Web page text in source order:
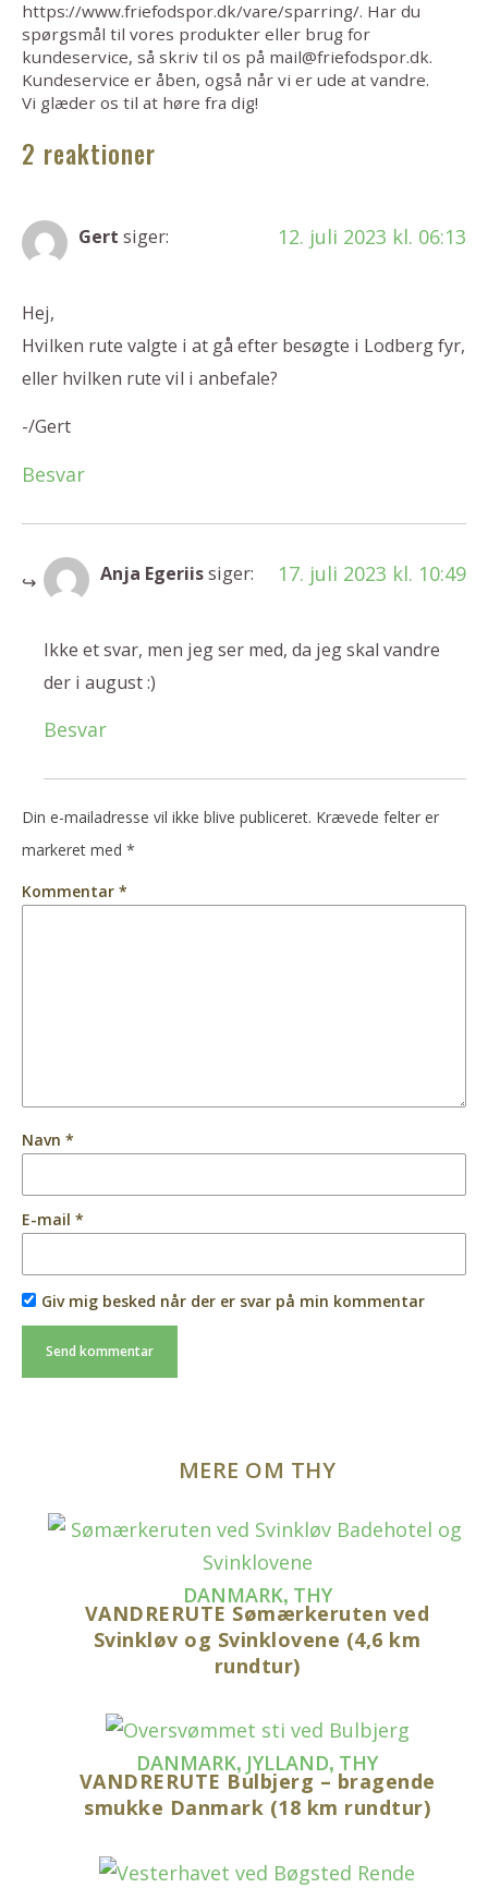
https://www.friefodspor.dk/vare/sparring/. Har du
spørgsmål til vores produkter eller brug for
kundeservice, så skriv til os på mail@friefodspor.dk.
Kundeservice er åben, også når vi er ude at vandre.
Vi glæder os til at høre fra dig!
2 reaktioner
Gert siger: 12. juli 2023 kl. 06:13
Hej,
Hvilken rute valgte i at gå efter besøgte i Lodberg fyr,
eller hvilken rute vil i anbefale?
-/Gert
Besvar
Anja Egeriissiger: 17. juli 2023 kl. 10:49
Ikke et svar, men jeg ser med, da jeg skal vandre
der i august :)
Besvar
Din e-mailadresse vil ikke blive publiceret. Krævede felter er
markeret med *
Kommentar *
Navn *
E-mail *
Giv mig besked når der er svar på min kommentar
MERE OM THY
DANMARK, THY
VANDRERUTE Sømærkeruten ved
Svinkløv og Svinklovene (4,6 km
rundtur)
DANMARK, JYLLAND, THY
VANDRERUTE Bulbjerg – bragende
smukke Danmark (18 km rundtur)